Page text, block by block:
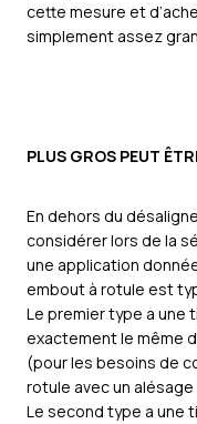
cette mesure et
simplement assez
PLUS GROS PEUT
En dehors du
considérer lors de la
une application
embout à rotule est
Le premier type a une
exactement le même
(pour les besoins de
rotule avec un
Le second type a une